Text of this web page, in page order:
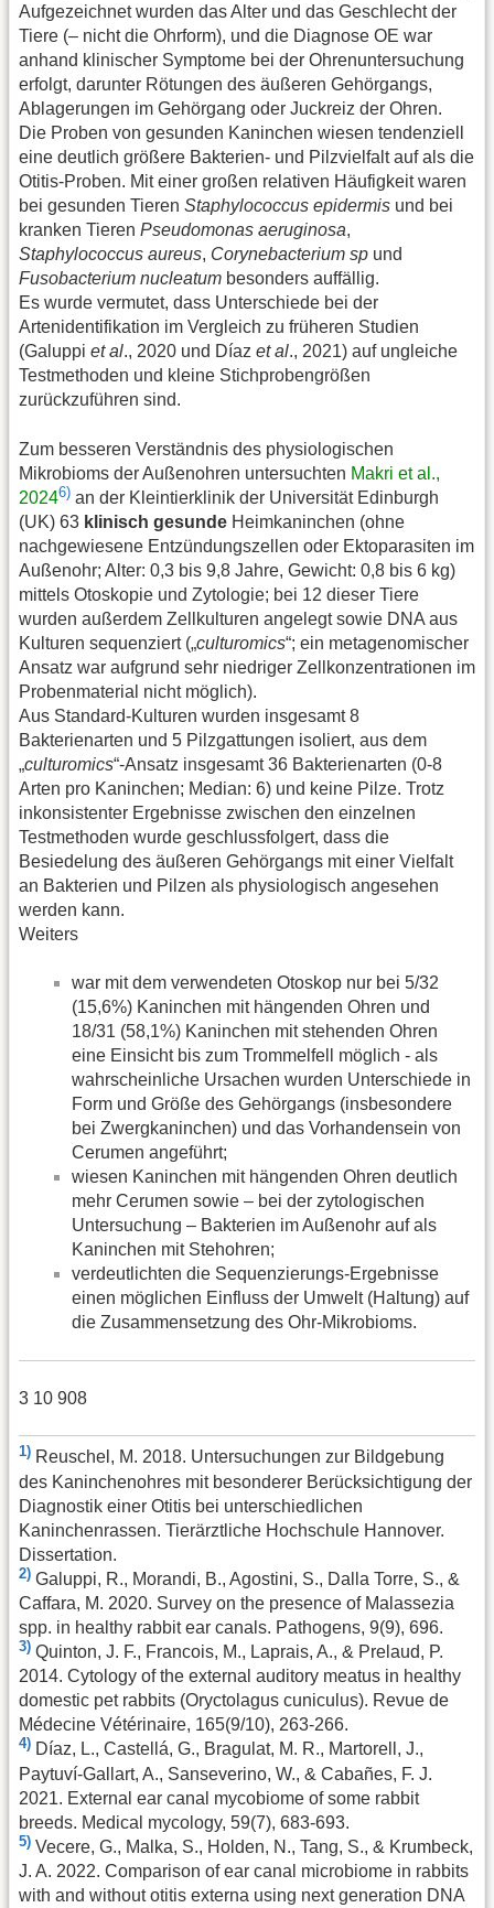
Aufgezeichnet wurden das Alter und das Geschlecht der
Tiere (– nicht die Ohrform), und die Diagnose OE war
anhand klinischer Symptome bei der Ohrenuntersuchung
erfolgt, darunter Rötungen des äußeren Gehörgangs,
Ablagerungen im Gehörgang oder Juckreiz der Ohren.
Die Proben von gesunden Kaninchen wiesen tendenziell
eine deutlich größere Bakterien- und Pilzvielfalt auf als die
Otitis-Proben. Mit einer großen relativen Häufigkeit waren
bei gesunden Tieren Staphylococcus epidermis und bei
kranken Tieren Pseudomonas aeruginosa,
Staphylococcus aureus, Corynebacterium sp und
Fusobacterium nucleatum besonders auffällig.
Es wurde vermutet, dass Unterschiede bei der
Artenidentifikation im Vergleich zu früheren Studien
(Galuppi et al., 2020 und Díaz et al., 2021) auf ungleiche
Testmethoden und kleine Stichprobengrößen
zurückzuführen sind.
Zum besseren Verständnis des physiologischen
Mikrobioms der Außenohren untersuchten Makri et al.,
20246) an der Kleintierklinik der Universität Edinburgh
(UK) 63 klinisch gesunde Heimkaninchen (ohne
nachgewiesene Entzündungszellen oder Ektoparasiten im
Außenohr; Alter: 0,3 bis 9,8 Jahre, Gewicht: 0,8 bis 6 kg)
mittels Otoskopie und Zytologie; bei 12 dieser Tiere
wurden außerdem Zellkulturen angelegt sowie DNA aus
Kulturen sequenziert („culturomics“; ein metagenomischer
Ansatz war aufgrund sehr niedriger Zellkonzentrationen im
Probenmaterial nicht möglich).
Aus Standard-Kulturen wurden insgesamt 8
Bakterienarten und 5 Pilzgattungen isoliert, aus dem
„culturomics“-Ansatz insgesamt 36 Bakterienarten (0-8
Arten pro Kaninchen; Median: 6) und keine Pilze. Trotz
inkonsistenter Ergebnisse zwischen den einzelnen
Testmethoden wurde geschlussfolgert, dass die
Besiedelung des äußeren Gehörgangs mit einer Vielfalt
an Bakterien und Pilzen als physiologisch angesehen
werden kann.
Weiters
war mit dem verwendeten Otoskop nur bei 5/32
(15,6%) Kaninchen mit hängenden Ohren und
18/31 (58,1%) Kaninchen mit stehenden Ohren
eine Einsicht bis zum Trommelfell möglich - als
wahrscheinliche Ursachen wurden Unterschiede in
Form und Größe des Gehörgangs (insbesondere
bei Zwergkaninchen) und das Vorhandensein von
Cerumen angeführt;
wiesen Kaninchen mit hängenden Ohren deutlich
mehr Cerumen sowie – bei der zytologischen
Untersuchung – Bakterien im Außenohr auf als
Kaninchen mit Stehohren;
verdeutlichten die Sequenzierungs-Ergebnisse
einen möglichen Einfluss der Umwelt (Haltung) auf
die Zusammensetzung des Ohr-Mikrobioms.
3 10 908
1) Reuschel, M. 2018. Untersuchungen zur Bildgebung
des Kaninchenohres mit besonderer Berücksichtigung der
Diagnostik einer Otitis bei unterschiedlichen
Kaninchenrassen. Tierärztliche Hochschule Hannover.
Dissertation.
2) Galuppi, R., Morandi, B., Agostini, S., Dalla Torre, S., &
Caffara, M. 2020. Survey on the presence of Malassezia
spp. in healthy rabbit ear canals. Pathogens, 9(9), 696.
3) Quinton, J. F., Francois, M., Laprais, A., & Prelaud, P.
2014. Cytology of the external auditory meatus in healthy
domestic pet rabbits (Oryctolagus cuniculus). Revue de
Médecine Vétérinaire, 165(9/10), 263-266.
4) Díaz, L., Castellá, G., Bragulat, M. R., Martorell, J.,
Paytuví-Gallart, A., Sanseverino, W., & Cabañes, F. J.
2021. External ear canal mycobiome of some rabbit
breeds. Medical mycology, 59(7), 683-693.
5) Vecere, G., Malka, S., Holden, N., Tang, S., & Krumbeck,
J. A. 2022. Comparison of ear canal microbiome in rabbits
with and without otitis externa using next generation DNA